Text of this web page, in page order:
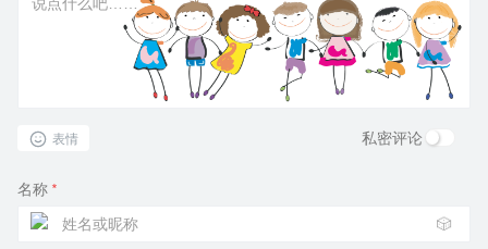
表情 私密评论
名称 *
🎲